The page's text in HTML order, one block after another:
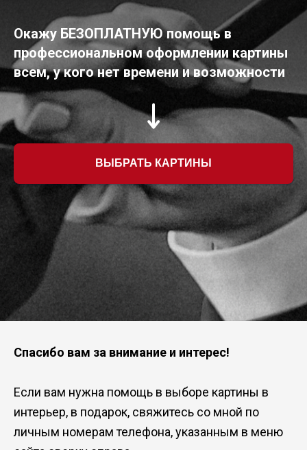
Окажу БЕЗОПЛАТНУЮ помощь в
профессиональном оформлении картины
всем, у кого нет времени и возможности
ВЫБРАТЬ КАРТИНЫ
Спасибо вам за внимание и интерес!
Если вам нужна помощь в выборе картины в
интерьер, в подарок, свяжитесь со мной по
личным номерам телефона, указанным в меню